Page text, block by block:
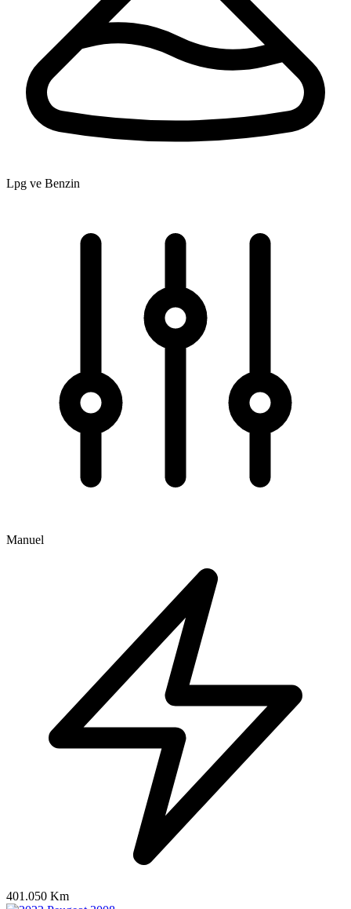
Lpg ve Benzin
Manuel
401.050 Km